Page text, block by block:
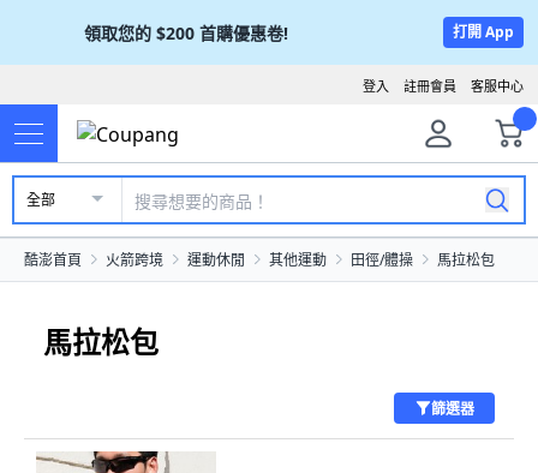
領取您的 $200 首購優惠卷! 打開 App
客服中心
註冊會員
登入
全部
酷澎首頁 火箭跨境 運動休閒 其他運動 田徑/體操 馬拉松包
馬拉松包
篩選器